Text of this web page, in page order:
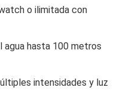
o ilimitada con
agua hasta 100 metros
intensidades y luz